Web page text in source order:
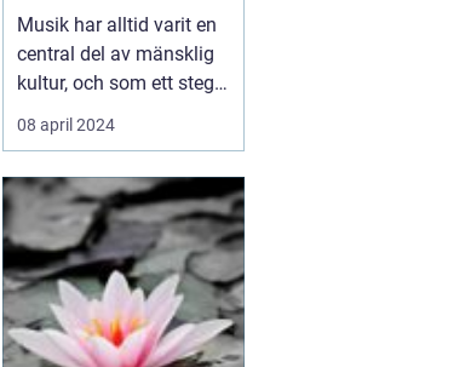
Musik har alltid varit en
central del av mänsklig
kultur, och som ett steg i
dess kontinuerliga
utveckling har det
börjat ta en allt viktigare
plats i våra liv. Från att
tidigare ha betraktats
som en ex...
08 april 2024